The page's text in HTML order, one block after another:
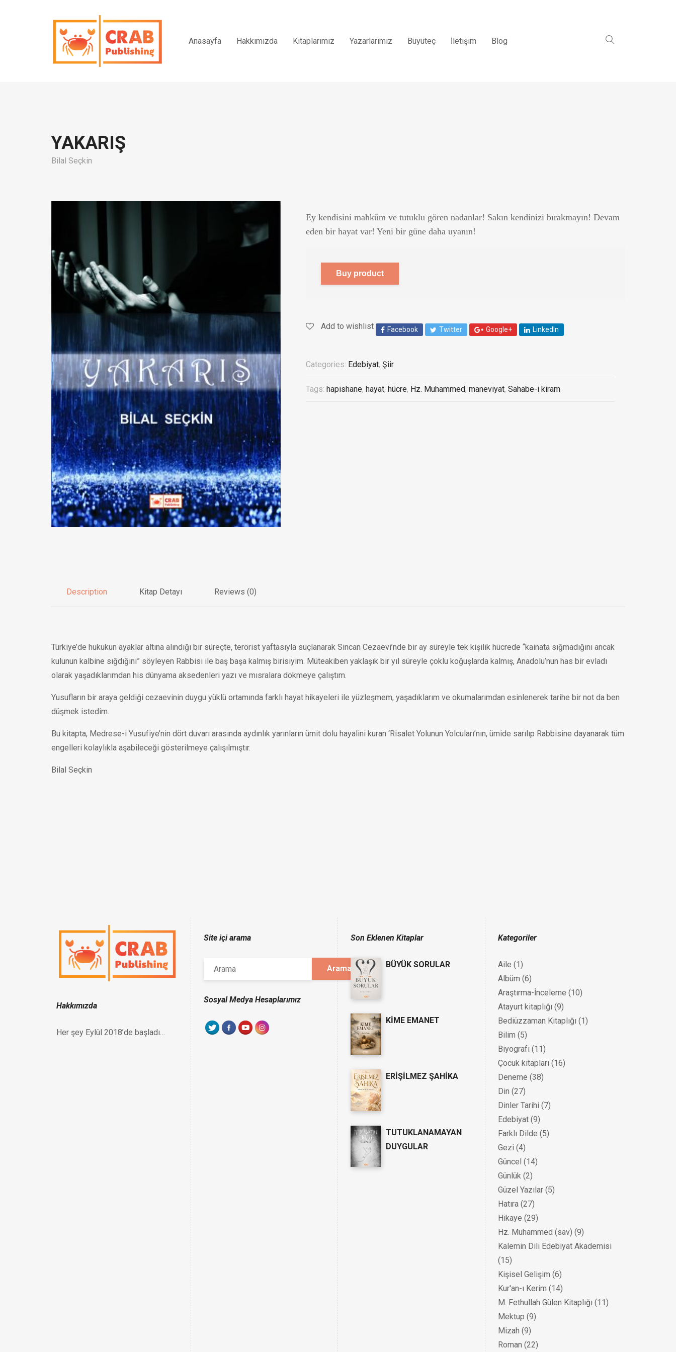
Anasayfa Hakkımızda Kitaplarımız Yazarlarımız Büyüteç İletişim Blog
YAKARIŞ
Bilal Seçkin
Ey kendisini mahkûm ve tutuklu gören nadanlar! Sakın kendinizi bırakmayın! Devam
eden bir hayat var! Yeni bir güne daha uyanın!
Buy product
Add to wishlist Facebook Twitter Google+ LinkedIn
Categories: Edebiyat, Şiir
Tags: hapishane, hayat, hücre, Hz. Muhammed, maneviyat, Sahabe-i kiram
Description Kitap Detayı Reviews (0)
Türkiye’de hukukun ayaklar altına alındığı bir süreçte, terörist yaftasıyla suçlanarak Sincan Cezaevi’nde bir ay süreyle tek kişilik hücrede “kainata sığmadığını ancak
kulunun kalbine sığdığını” söyleyen Rabbisi ile baş başa kalmış birisiyim. Müteakiben yaklaşık bir yıl süreyle çoklu koğuşlarda kalmış, Anadolu’nun has bir evladı
olarak yaşadıklarımdan his dünyama aksedenleri yazı ve mısralara dökmeye çalıştım.
Yusufların bir araya geldiği cezaevinin duygu yüklü ortamında farklı hayat hikayeleri ile yüzleşmem, yaşadıklarım ve okumalarımdan esinlenerek tarihe bir not da ben
düşmek istedim.
Bu kitapta, Medrese-i Yusufiye’nin dört duvarı arasında aydınlık yarınların ümit dolu hayalini kuran ‘Risalet Yolunun Yolcuları’nın, ümide sarılıp Rabbisine dayanarak tüm
engelleri kolaylıkla aşabileceği gösterilmeye çalışılmıştır.
Bilal Seçkin
Hakkımızda
Her şey Eylül 2018’de başladı…
Site içi arama
Sosyal Medya Hesaplarımız
Son Eklenen Kitaplar
BÜYÜK SORULAR
KİME EMANET
ERİŞİLMEZ ŞAHİKA
TUTUKLANAMAYAN
DUYGULAR
Kategoriler
Aile (1)
Albüm (6)
Araştırma-İnceleme (10)
Atayurt kitaplığı (9)
Bediüzzaman Kitaplığı (1)
Bilim (5)
Biyografi (11)
Çocuk kitapları (16)
Deneme (38)
Din (27)
Dinler Tarihi (7)
Edebiyat (9)
Farklı Dilde (5)
Gezi (4)
Güncel (14)
Günlük (2)
Güzel Yazılar (5)
Hatıra (27)
Hikaye (29)
Hz. Muhammed (sav) (9)
Kalemin Dili Edebiyat Akademisi
(15)
Kişisel Gelişim (6)
Kur'an-ı Kerim (14)
M. Fethullah Gülen Kitaplığı (11)
Mektup (9)
Mizah (9)
Roman (22)